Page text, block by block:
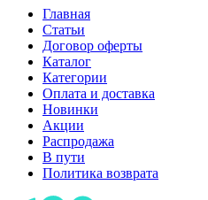
Главная
Статьи
Договор оферты
Каталог
Категории
Оплата и доставка
Новинки
Акции
Распродажа
В пути
Политика возврата